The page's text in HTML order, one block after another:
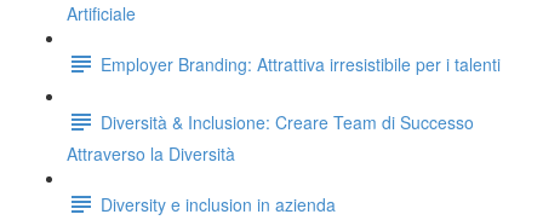
Artificiale
Employer Branding: Attrattiva irresistibile per i talenti
Diversità & Inclusione: Creare Team di Successo
Attraverso la Diversità
Diversity e inclusion in azienda